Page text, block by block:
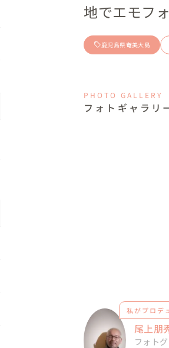
地でエモフ
鹿児島県奄美大島
PHOTO GALLERY
フォトギャラリ
私がプロデ
尾上朋
フォト